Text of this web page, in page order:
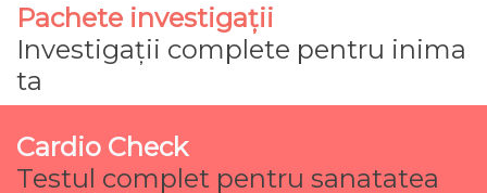
Pachete investigații
Investigații complete pentru inima
ta
Cardio Check
Testul complet pentru sanatatea